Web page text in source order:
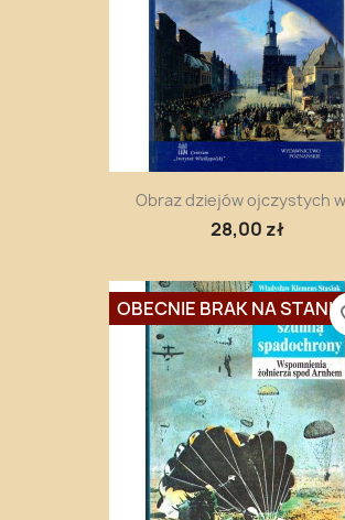
Obraz dziejów ojczystych
28,00 zł
OBECNIE BRAK NA STANIE